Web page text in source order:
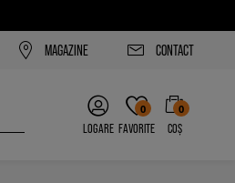
MAGAZINE CONTACT
LOGARE
0
FAVORITE
0
COȘ